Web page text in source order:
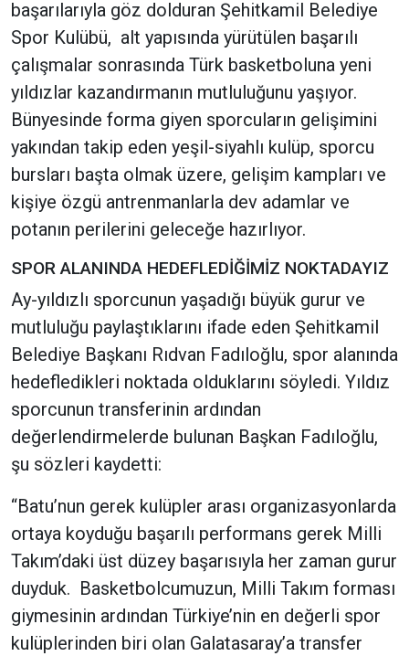
başarılarıyla göz dolduran Şehitkamil Belediye
Spor Kulübü, alt yapısında yürütülen başarılı
çalışmalar sonrasında Türk basketboluna yeni
yıldızlar kazandırmanın mutluluğunu yaşıyor.
Bünyesinde forma giyen sporcuların gelişimini
yakından takip eden yeşil-siyahlı kulüp, sporcu
bursları başta olmak üzere, gelişim kampları ve
kişiye özgü antrenmanlarla dev adamlar ve
potanın perilerini geleceğe hazırlıyor.
SPOR ALANINDA HEDEFLEDİĞİMİZ NOKTADAYIZ
Ay-yıldızlı sporcunun yaşadığı büyük gurur ve
mutluluğu paylaştıklarını ifade eden Şehitkamil
Belediye Başkanı Rıdvan Fadıloğlu, spor alanında
hedefledikleri noktada olduklarını söyledi. Yıldız
sporcunun transferinin ardından
değerlendirmelerde bulunan Başkan Fadıloğlu,
şu sözleri kaydetti:
“Batu’nun gerek kulüpler arası organizasyonlarda
ortaya koyduğu başarılı performans gerek Milli
Takım’daki üst düzey başarısıyla her zaman gurur
duyduk. Basketbolcumuzun, Milli Takım forması
giymesinin ardından Türkiye’nin en değerli spor
kulüplerinden biri olan Galatasaray’a transfer